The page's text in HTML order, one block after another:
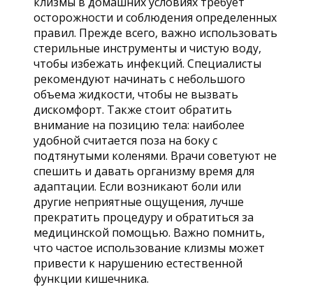
осторожности и соблюдения определенных
правил. Прежде всего, важно использовать
стерильные инструменты и чистую воду,
чтобы избежать инфекций. Специалисты
рекомендуют начинать с небольшого
объема жидкости, чтобы не вызвать
дискомфорт. Также стоит обратить
внимание на позицию тела: наиболее
удобной считается поза на боку с
подтянутыми коленями. Врачи советуют не
спешить и давать организму время для
адаптации. Если возникают боли или
другие неприятные ощущения, лучше
прекратить процедуру и обратиться за
медицинской помощью. Важно помнить,
что частое использование клизмы может
привести к нарушению естественной
функции кишечника.